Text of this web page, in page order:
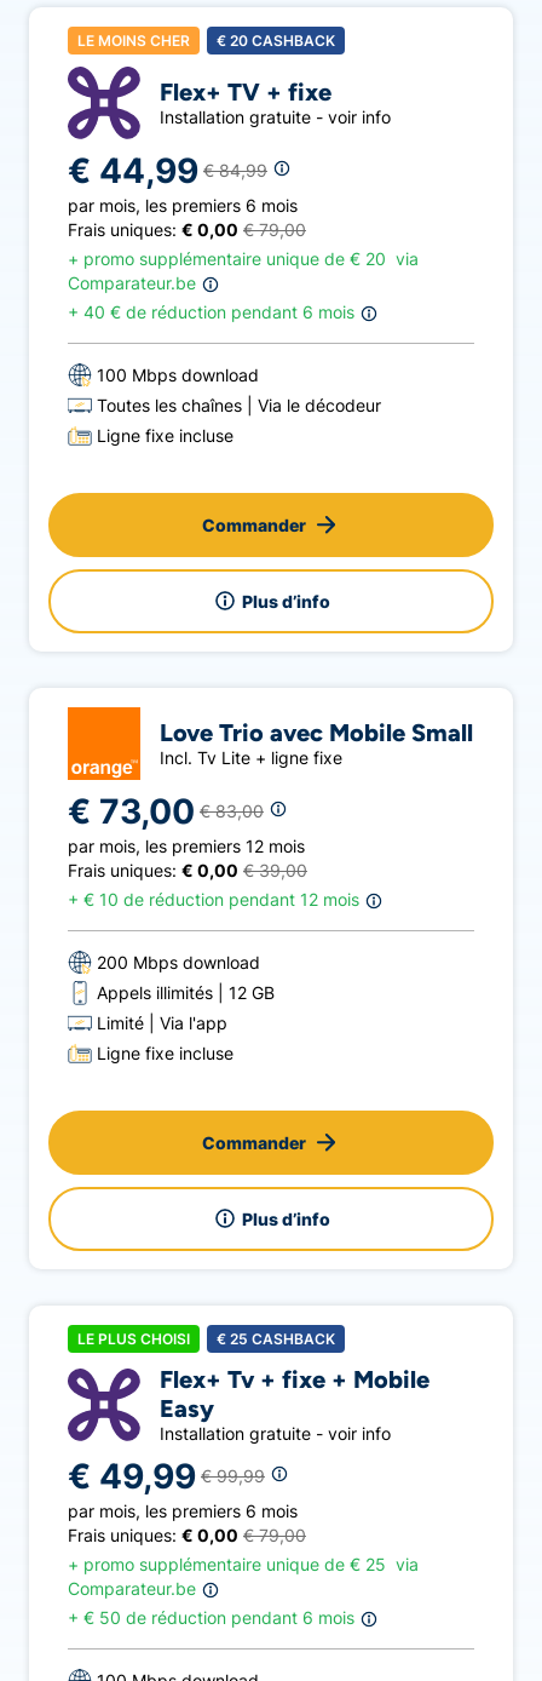
LE MOINS CHER € 20 CASHBACK
Flex+ TV + fixe
Installation gratuite - voir info
€ 44,99 € 84,99
par mois, les premiers 6 mois
Frais uniques: € 0,00 € 79,00
+ promo supplémentaire unique de € 20 via
Comparateur.be
+ 40 € de réduction pendant 6 mois
100 Mbps download
Toutes les chaînes
Via le décodeur
Ligne fixe incluse
Plus d’info
Commander
Love Trio avec Mobile Small
Incl. Tv Lite + ligne fixe
€ 73,00 € 83,00
par mois, les premiers 12 mois
Frais uniques: € 0,00 € 39,00
+ € 10 de réduction pendant 12 mois
200 Mbps download
Appels illimités
12 GB
Limité
Via l'app
Ligne fixe incluse
Plus d’info
Commander
LE PLUS CHOISI € 25 CASHBACK
Flex+ Tv + fixe + Mobile
Easy
Installation gratuite - voir info
€ 49,99 € 99,99
par mois, les premiers 6 mois
Frais uniques: € 0,00 € 79,00
+ promo supplémentaire unique de € 25 via
Comparateur.be
+ € 50 de réduction pendant 6 mois